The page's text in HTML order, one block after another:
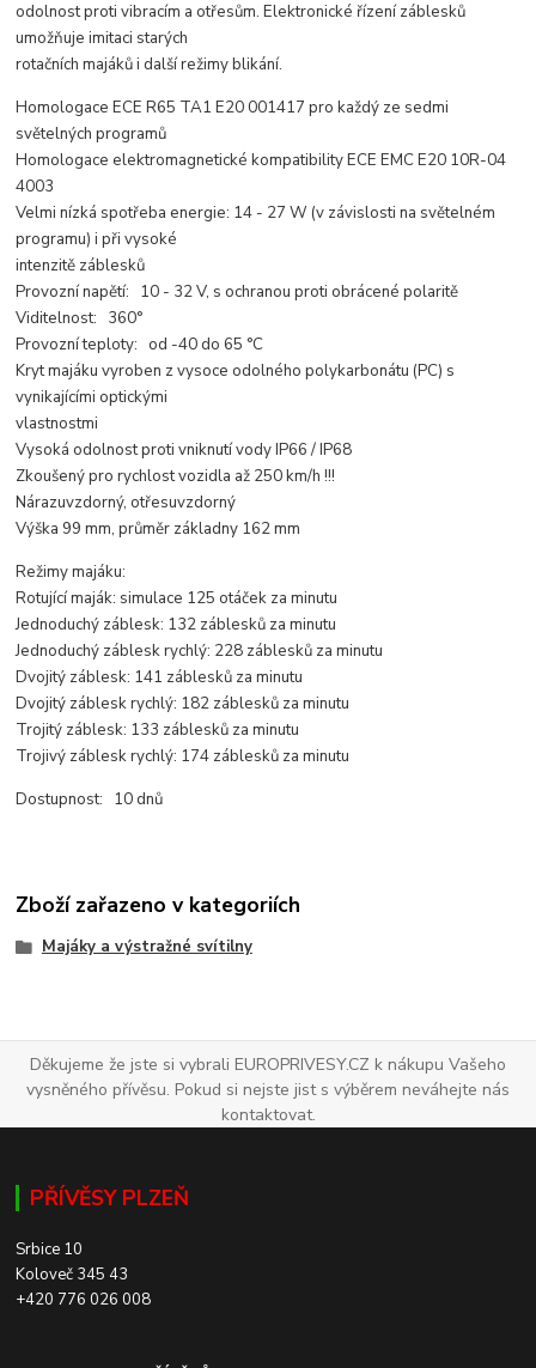
odolnost proti vibracím a otřesům. Elektronické řízení záblesků
umožňuje imitaci starých
rotačních majáků i další režimy blikání.
Homologace ECE R65 TA1 E20 001417 pro každý ze sedmi
světelných programů
Homologace elektromagnetické kompatibility ECE EMC E20 10R-04
4003
Velmi nízká spotřeba energie: 14 - 27 W (v závislosti na světelném
programu) i při vysoké
intenzitě záblesků
Provozní napětí: 10 - 32 V, s ochranou proti obrácené polaritě
Viditelnost: 360°
Provozní teploty: od -40 do 65 °C
Kryt majáku vyroben z vysoce odolného polykarbonátu (PC) s
vynikajícími optickými
vlastnostmi
Vysoká odolnost proti vniknutí vody IP66 / IP68
Zkoušený pro rychlost vozidla až 250 km/h !!!
Nárazuvzdorný, otřesuvzdorný
Výška 99 mm, průměr základny 162 mm
Režimy majáku:
Rotující maják: simulace 125 otáček za minutu
Jednoduchý záblesk: 132 záblesků za minutu
Jednoduchý záblesk rychlý: 228 záblesků za minutu
Dvojitý záblesk: 141 záblesků za minutu
Dvojitý záblesk rychlý: 182 záblesků za minutu
Trojitý záblesk: 133 záblesků za minutu
Trojivý záblesk rychlý: 174 záblesků za minutu
Dostupnost: 10 dnů
Zboží zařazeno v kategoriích
Majáky a výstražné svítilny
Děkujeme že jste si vybrali EUROPRIVESY.CZ k nákupu Vašeho
vysněného přívěsu. Pokud si nejste jist s výběrem neváhejte nás
kontaktovat.
PŘÍVĚSY PLZEŇ
Srbice 10
Koloveč 345 43
+420 776 026 008